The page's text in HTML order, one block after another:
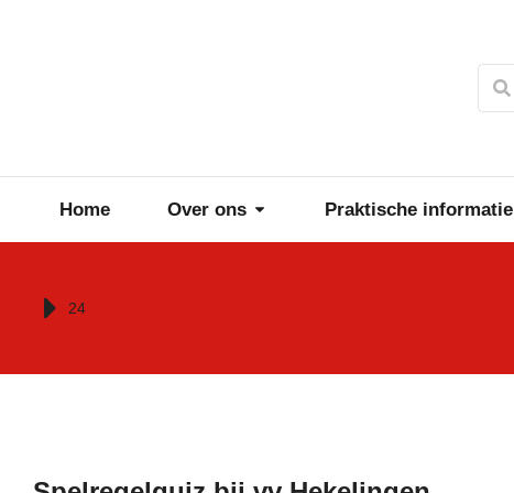
Home Over ons Praktische informatie
Je bent hier:
24